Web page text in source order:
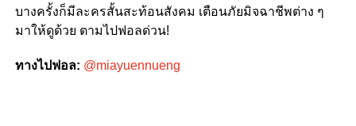
บางครั้งก็มีละครสั้นสะท้อนสังคม เตือนภัยมิจฉาชีพต่าง ๆ
มาให้ดูด้วย ตามไปฟอลด่วน!
ทางไปฟอล: @miayuennueng